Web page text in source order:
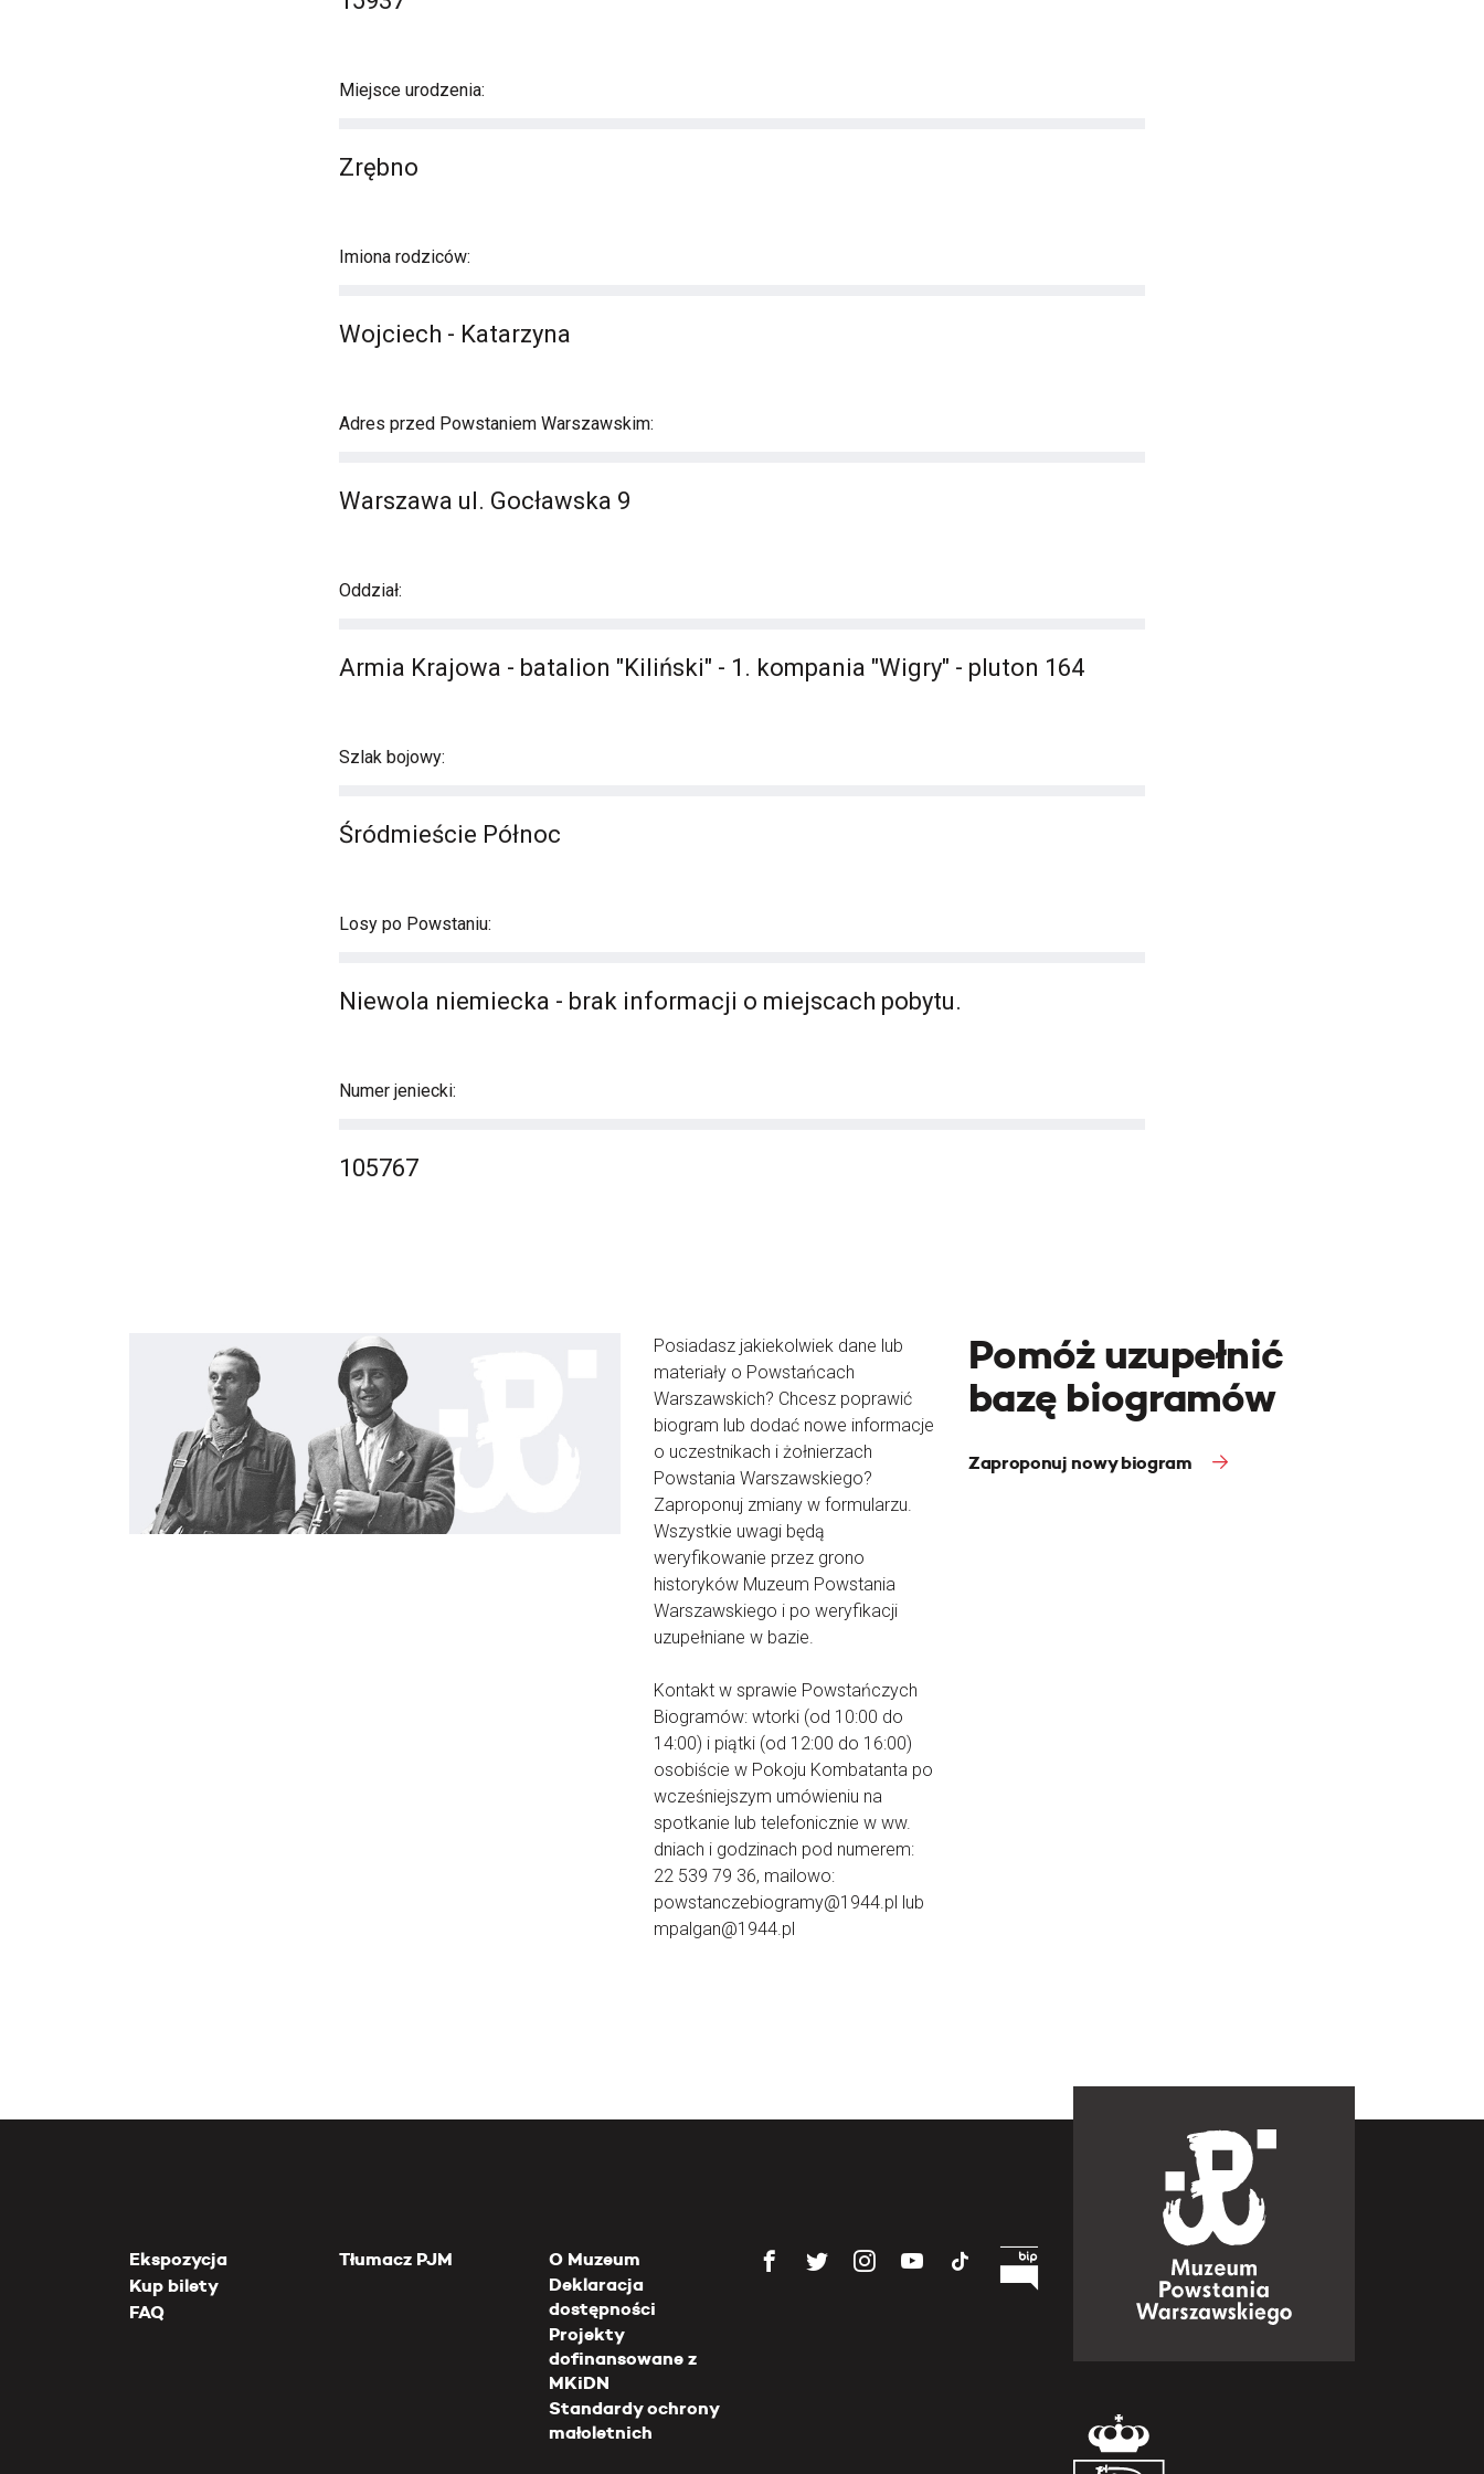
Miejsce urodzenia:
Zrębno
Imiona rodziców:
Wojciech - Katarzyna
Adres przed Powstaniem Warszawskim:
Warszawa ul. Gocławska 9
Oddział:
Armia Krajowa - batalion "Kiliński" - 1. kompania "Wigry" - pluton 164
Szlak bojowy:
Śródmieście Północ
Losy po Powstaniu:
Niewola niemiecka - brak informacji o miejscach pobytu.
Numer jeniecki:
105767
Posiadasz jakiekolwiek dane lub
materiały o Powstańcach
Warszawskich? Chcesz poprawić
biogram lub dodać nowe informacje
o uczestnikach i żołnierzach
Powstania Warszawskiego?
Zaproponuj zmiany w formularzu.
Wszystkie uwagi będą
weryfikowanie przez grono
historyków Muzeum Powstania
Warszawskiego i po weryfikacji
uzupełniane w bazie.
Kontakt w sprawie Powstańczych
Biogramów: wtorki (od 10:00 do
14:00) i piątki (od 12:00 do 16:00)
osobiście w Pokoju Kombatanta po
wcześniejszym umówieniu na
spotkanie lub telefonicznie w ww.
dniach i godzinach pod numerem:
22 539 79 36, mailowo:
powstanczebiogramy@1944.pl lub
mpalgan@1944.pl
Pomóż uzupełnić
bazę biogramów
Zaproponuj nowy biogram
Ekspozycja
Kup bilety
FAQ
Tłumacz PJM
O Muzeum
Deklaracja
dostępności
Projekty
dofinansowane z
MKiDN
Standardy ochrony
małoletnich